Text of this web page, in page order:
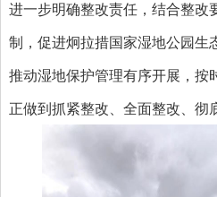
进一步明确整改责任，结合整改
制，促进炯拉措国家湿地公园生
推动湿地保护管理有序开展，按
正做到抓紧整改、全面整改、彻